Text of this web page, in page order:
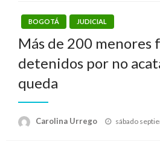
BOGOTÁ JUDICIAL
Más de 200 menores
detenidos por no
queda
Carolina Urrego
Publicado
sábado